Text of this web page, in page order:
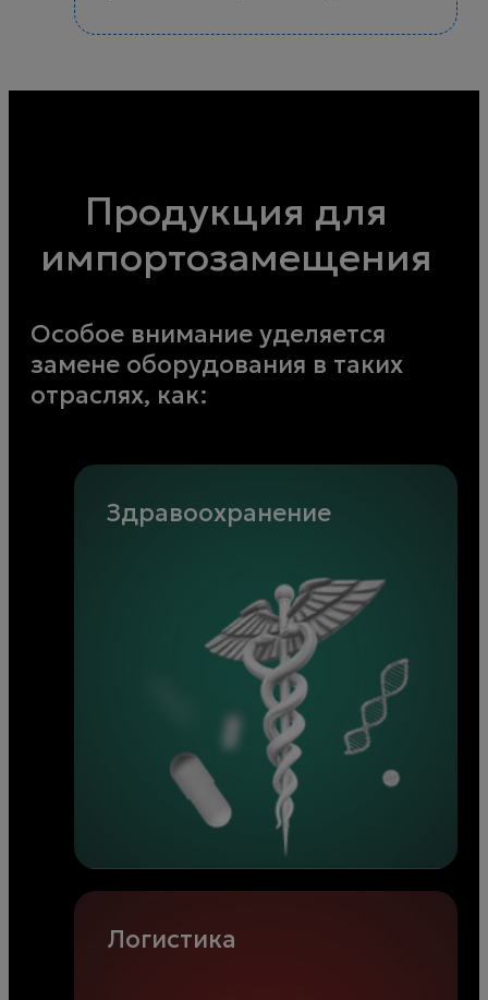
Продукция для
импортозамещения
Особое внимание уделяется
замене оборудования в таких
отраслях, как:
Здравоохранение
Логистика